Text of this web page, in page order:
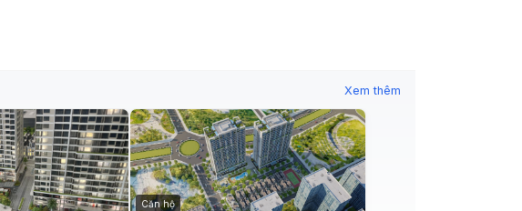
Xem thêm
Căn hộ